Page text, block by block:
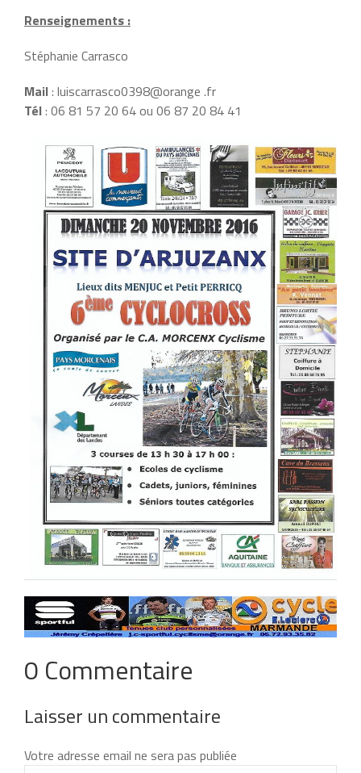
Renseignements :
Stéphanie Carrasco
Mail: luiscarrasco0398@orange .fr
Tél: 06 81 57 20 64 ou 06 87 20 84 41
0 Commentaire
Laisser un commentaire
Votre adresse email ne sera pas publiée